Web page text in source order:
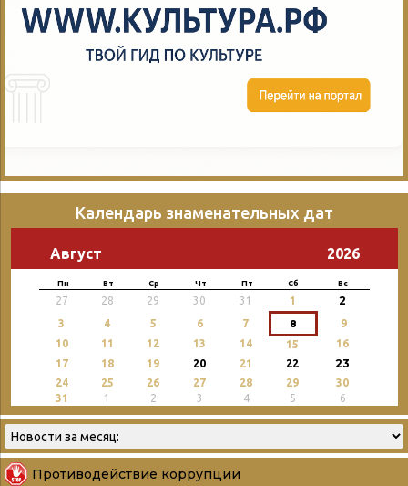
Календарь знаменательных дат
Август 2026
Пн Вт Ср Чт Пт Сб Вс
27 28 29 30 31 1 2
3 4 5 6 7 8
9
10
11 12 13 14 15
16
17
18 19 20 21 22 23
24 25 26 27 28 29
30
31
1 2 3 4 5 6
Противодействие коррупции